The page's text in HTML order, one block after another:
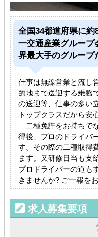
全国34都道府県に約
一交通産業グループ
界最大手のグループ
仕事は無線営業と流し
的地まで送迎する乗務
の送迎等、仕事の多い
トップクラスだから安
二種免許をお持ちで
得後、プロのドライバ
す。その際の二種取得
ます。又研修日当も支
プロドライバーの道も
きませんか? ご一報を
求人募集要項